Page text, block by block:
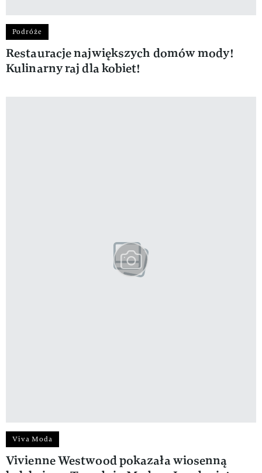
Podróże
Restauracje największych domów mody!
Kulinarny raj dla kobiet!
Viva Moda
Vivienne Westwood pokazała wiosenną